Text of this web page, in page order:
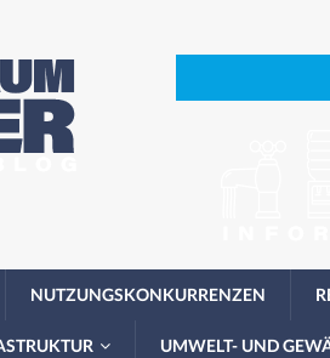
NUTZUNGSKONKURRENZEN
UMWELT- UND